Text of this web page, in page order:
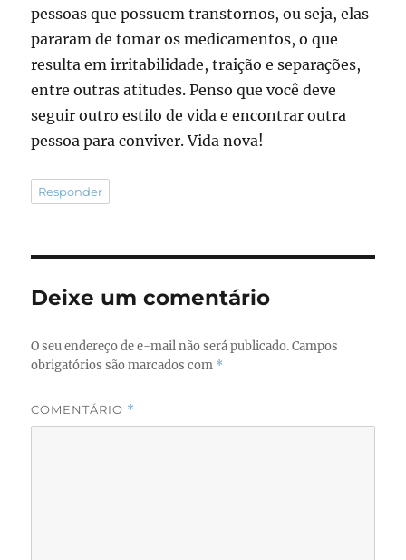
pessoas que possuem transtornos, ou seja, elas
pararam de tomar os medicamentos, o que
resulta em irritabilidade, traição e separações,
entre outras atitudes. Penso que você deve
seguir outro estilo de vida e encontrar outra
pessoa para conviver. Vida nova!
Responder
Deixe um comentário
O seu endereço de e-mail não será publicado. Campos
obrigatórios são marcados com *
COMENTÁRIO *